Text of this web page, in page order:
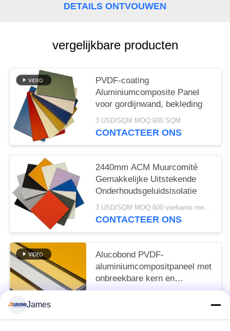
DETAILS ONTVOUWEN
vergelijkbare producten
PVDF-coating
Aluminiumcomposite Panel
voor gordijnwand, bekleding
3 USD/SQM MOQ:600 SQM
CONTACTEER ONS
2440mm ACM Muurcomité
Gemakkelijke Uitstekende
Onderhoudsgeluidsisolatie
3 USD/SQM MOQ:600 vierkante meters
CONTACTEER ONS
Alucobond PVDF-
aluminiumcompositpaneel met
onbreekbare kern en
glanzende oppervlakte
James